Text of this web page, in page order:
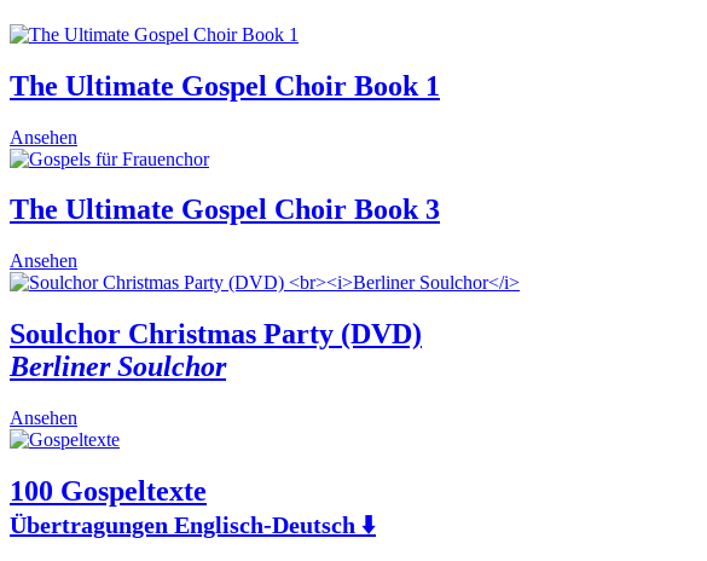
The Ultimate Gospel Choir Book 1
Ansehen
The Ultimate Gospel Choir Book 3
Ansehen
Soulchor Christmas Party (DVD)
Berliner Soulchor
Ansehen
100 Gospeltexte
Übertragungen Englisch-Deutsch ⬇️